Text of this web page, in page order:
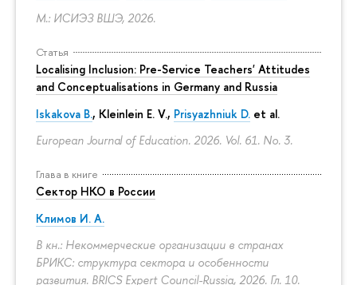
М.: ИСИЭЗ ВШЭ, 2026.
Статья
Localising Inclusion: Pre-Service Teachers' Attitudes
and Conceptualisations in Germany and Russia
Iskakova B., Kleinlein E. V., Prisyazhniuk D. et al.
European Journal of Education. 2026. Vol. 61. No. 3.
Глава в книге
Сектор НКО в России
Климов И. А.
В кн.: Некоммерческие организации в странах
БРИКС: структура сектора и особенности
развития. BRICS Expert Council-Russia, 2026. Гл. 10.